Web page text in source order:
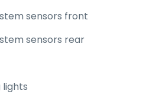
sensors front
sensors rear
lights